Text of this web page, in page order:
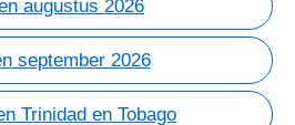
augustus 2026
september 2026
Trinidad en Tobago